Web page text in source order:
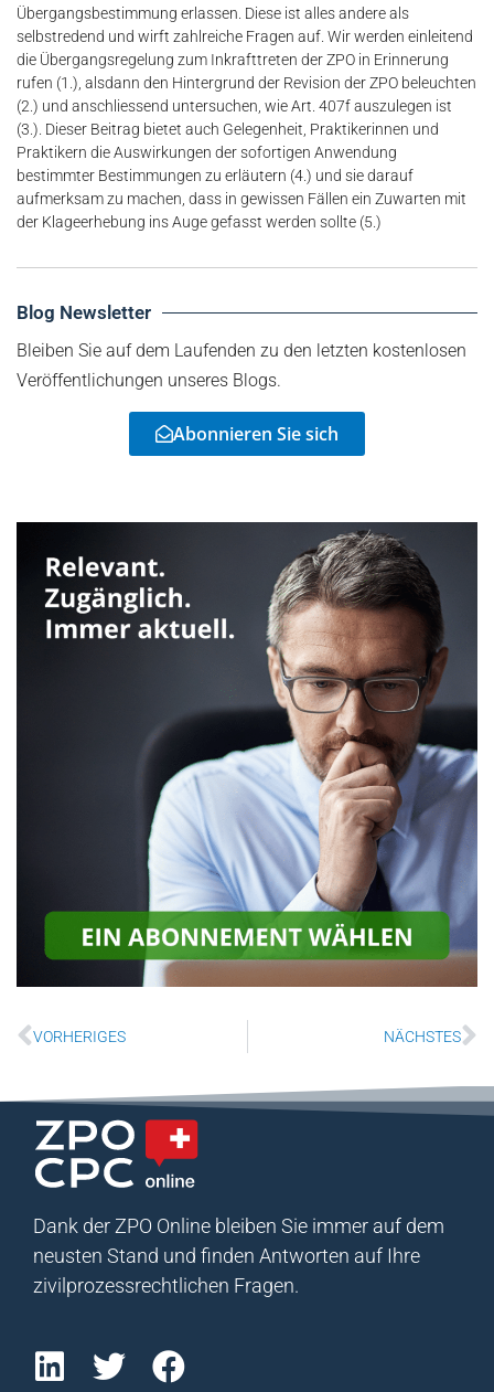
Übergangsbestimmung erlassen. Diese ist alles andere als
selbstredend und wirft zahlreiche Fragen auf. Wir werden einleitend
die Übergangsregelung zum Inkrafttreten der ZPO in Erinnerung
rufen (1.), alsdann den Hintergrund der Revision der ZPO beleuchten
(2.) und anschliessend untersuchen, wie Art. 407f auszulegen ist
(3.). Dieser Beitrag bietet auch Gelegenheit, Praktikerinnen und
Praktikern die Auswirkungen der sofortigen Anwendung
bestimmter Bestimmungen zu erläutern (4.) und sie darauf
aufmerksam zu machen, dass in gewissen Fällen ein Zuwarten mit
der Klageerhebung ins Auge gefasst werden sollte (5.)
Blog Newsletter
Bleiben Sie auf dem Laufenden zu den letzten kostenlosen
Veröffentlichungen unseres Blogs.
Abonnieren Sie sich
VORHERIGES NÄCHSTES
Dank der ZPO Online bleiben Sie immer auf dem
neusten Stand und finden Antworten auf Ihre
zivilprozessrechtlichen Fragen.